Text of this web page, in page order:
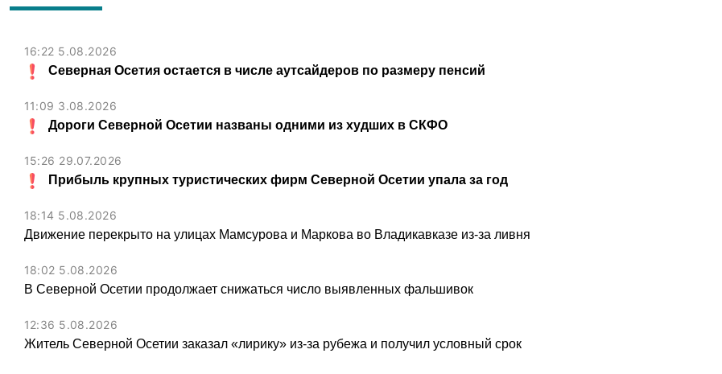
16:22 5.08.2026
Северная Осетия остается в числе аутсайдеров по размеру пенсий
11:09 3.08.2026
Дороги Северной Осетии названы одними из худших в СКФО
15:26 29.07.2026
Прибыль крупных туристических фирм Северной Осетии упала за год
18:14 5.08.2026
Движение перекрыто на улицах Мамсурова и Маркова во Владикавказе из-за ливня
18:02 5.08.2026
В Северной Осетии продолжает снижаться число выявленных фальшивок
12:36 5.08.2026
Житель Северной Осетии заказал «лирику» из-за рубежа и получил условный срок